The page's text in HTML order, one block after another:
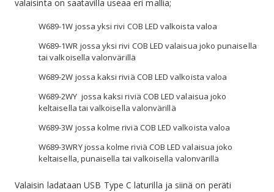
valaisinta on saatavilla useaa eri mallia;
W689-1W jossa yksi rivi COB LED valkoista valoa
W689-1WR jossa yksi rivi COB LED valaisua joko punaisella
tai valkoisella valonvärillä
W689-2W jossa kaksi riviä COB LED valkoista valoa
W689-2WY jossa kaksi riviä COB LED valaisua joko
keltaisella tai valkoisella valonvärillä
W689-3W jossa kolme riviä COB LED valkoista valoa
W689-3WRY jossa kolme riviä COB LED valaisua joko
keltaisella, punaisella tai valkoisella valonvärillä
Valaisin ladataan USB Type C laturilla ja siinä on peräti